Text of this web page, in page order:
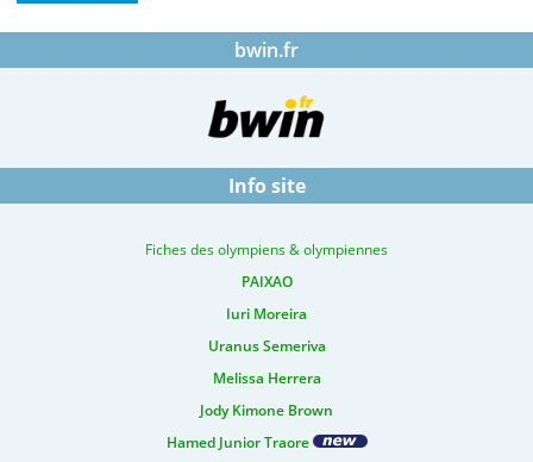
bwin.fr
Info site
Fiches des olympiens & olympiennes
PAIXAO
Iuri Moreira
Uranus Semeriva
Melissa Herrera
Jody Kimone Brown
Hamed Junior Traore